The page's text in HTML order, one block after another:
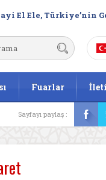
El Ele, Türkiye’nin
Fuarlar
Sayfayı paylaş :